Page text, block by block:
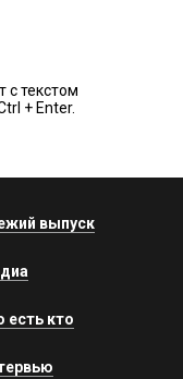
с текстом
+ Enter.
выпуск
есть кто